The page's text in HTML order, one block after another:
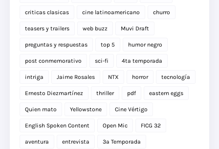
criticas clasicas cine latinoamericano churro
teasers y trailers web buzz Muvi Draft
preguntas y respuestas top 5 humor negro
post conmemorativo sci-fi 4ta temporada
intriga Jaime Rosales NTX horror tecnología
Ernesto Diezmartínez thriller pdf eastern eggs
Quien mato Yellowstone Cine Vértigo
English Spoken Content Open Mic FICG 32
aventura entrevista 3a Temporada